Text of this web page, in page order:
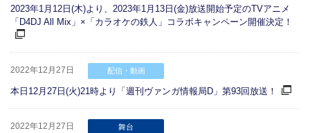
2023年1月12日(木)より、2023年1月13日(金)放送開始予定のTVアニメ
「D4DJ All Mix」×「カラオケの鉄人」コラボキャンペーン開催決定！
2022年12月27日 配信・動画
本日12月27日(火)21時より「週刊ヴァンガ情報局D」第93回放送！
2022年12月27日 舞台